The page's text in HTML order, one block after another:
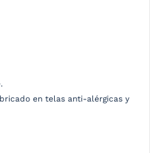
en telas anti-alérgicas y